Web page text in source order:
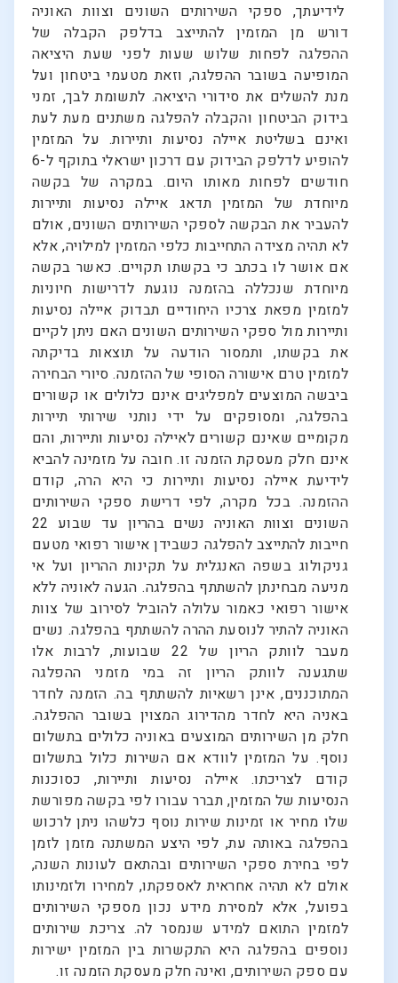
לידיעתך, ספקי השירותים השונים וצוות האוניה
דורש מן המזמין להתייצב בדלפק הקבלה של
ההפלגה לפחות שלוש שעות לפני שעת היציאה
המופיעה בשובר ההפלגה, וזאת מטעמי ביטחון ועל
מנת להשלים את סידורי היציאה. לתשומת לבך, זמני
בידוק הביטחון והקבלה להפלגה משתנים מעת לעת
ואינם בשליטת איילה נסיעות ותיירות. על המזמין
להופיע לדלפק הבידוק עם דרכון ישראלי בתוקף ל-6
חודשים לפחות מאותו היום. במקרה של בקשה
מיוחדת של המזמין תדאג איילה נסיעות ותיירות
להעביר את הבקשה לספקי השירותים השונים, אולם
לא תהיה מצידה התחייבות כלפי המזמין למילויה, אלא
אם אושר לו בכתב כי בקשתו תקויים. כאשר בקשה
מיוחדת שנכללה בהזמנה נוגעת לדרישות חיוניות
למזמין מפאת צרכיו היחודיים תבדוק איילה נסיעות
ותיירות מול ספקי השירותים השונים האם ניתן לקיים
את בקשתו, ותמסור הודעה על תוצאות בדיקתה
למזמין טרם אישורה הסופי של ההזמנה. סיורי הבחירה
ביבשה המוצעים למפליגים אינם כלולים או קשורים
בהפלגה, ומסופקים על ידי נותני שירותי תיירות
מקומיים שאינם קשורים לאיילה נסיעות ותיירות, והם
אינם חלק מעסקת הזמנה זו. חובה על מזמינה להביא
לידיעת איילה נסיעות ותיירות כי היא הרה, קודם
ההזמנה. בכל מקרה, לפי דרישת ספקי השירותים
השונים וצוות האוניה נשים בהריון עד שבוע 22
חייבות להתייצב להפלגה כשבידן אישור רפואי מטעם
גניקולוג בשפה האנגלית על תקינות ההריון ועל אי
מניעה מבחינתן להשתתף בהפלגה. הגעה לאוניה ללא
אישור רפואי כאמור עלולה להוביל לסירוב של צוות
האוניה להתיר לנוסעת ההרה להשתתף בהפלגה. נשים
מעבר לוותק הריון של 22 שבועות, לרבות אלו
שתגענה לוותק הריון זה במי מזמני ההפלגה
המתוכננים, אינן רשאיות להשתתף בה. הזמנה לחדר
באניה היא לחדר מהדירוג המצוין בשובר ההפלגה.
חלק מן השירותים המוצעים באוניה כלולים בתשלום
נוסף. על המזמין לוודא אם השירות כלול בתשלום
קודם לצריכתו. איילה נסיעות ותיירות, כסוכנות
הנסיעות של המזמין, תברר עבורו לפי בקשה מפורשת
שלו מחיר או זמינות שירות נוסף כלשהו ניתן לרכוש
בהפלגה באותה עת, לפי היצע המשתנה מזמן לזמן
לפי בחירת ספקי השירותים ובהתאם לעונות השנה,
אולם לא תהיה אחראית לאספקתו, למחירו ולזמינותו
בפועל, אלא למסירת מידע נכון מספקי השירותים
למזמין התואם למידע שנמסר לה. צריכת שירותים
נוספים בהפלגה היא התקשרות בין המזמין ישירות
עם ספק השירותים, ואינה חלק מעסקת הזמנה זו.